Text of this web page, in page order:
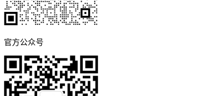
官方公众号